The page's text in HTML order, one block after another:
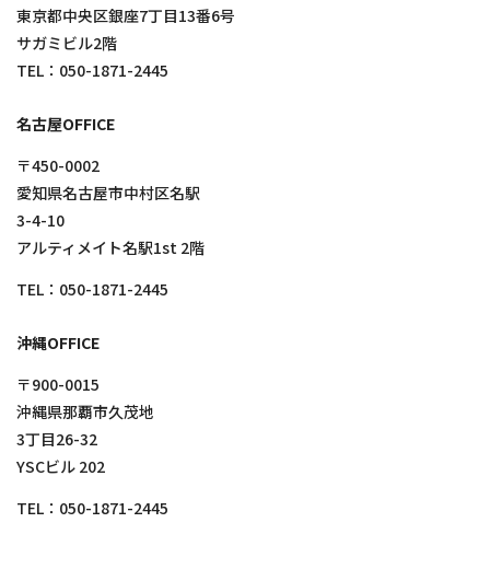
東京都中央区銀座7丁目13番6号
サガミビル2階
TEL： 050-1871-2445
名古屋OFFICE
〒450-0002
愛知県名古屋市中村区名駅
3-4-10
アルティメイト名駅1st 2階
TEL： 050-1871-2445
沖縄OFFICE
〒900-0015
沖縄県那覇市久茂地
3丁目26-32
YSCビル 202
TEL： 050-1871-2445